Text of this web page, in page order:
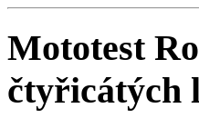
Mototest
čtyřicátých